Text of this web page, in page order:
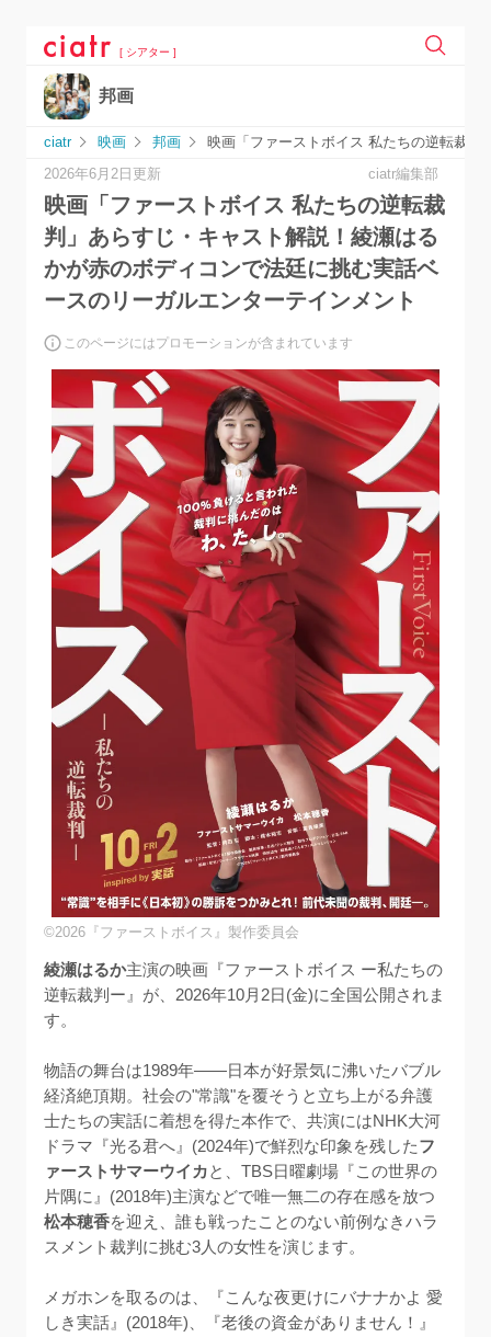
[ シアター ]
邦画
ciatr 映画 邦画 映画「ファーストボイス 私たちの逆転裁判
2026年6月2日更新 ciatr編集部
映画「ファーストボイス 私たちの逆転裁
判」あらすじ・キャスト解説！綾瀬はる
かが赤のボディコンで法廷に挑む実話ベ
ースのリーガルエンターテインメント
このページにはプロモーションが含まれています
©2026『ファーストボイス』製作委員会
綾瀬はるか主演の映画『ファーストボイス ー私たちの
逆転裁判ー』が、2026年10月2日(金)に全国公開されま
す。
物語の舞台は1989年——日本が好景気に沸いたバブル
経済絶頂期。社会の"常識"を覆そうと立ち上がる弁護
士たちの実話に着想を得た本作で、共演にはNHK大河
ドラマ『光る君へ』(2024年)で鮮烈な印象を残したフ
ァーストサマーウイカと、TBS日曜劇場『この世界の
片隅に』(2018年)主演などで唯一無二の存在感を放つ
松本穂香を迎え、誰も戦ったことのない前例なきハラ
スメント裁判に挑む3人の女性を演じます。
メガホンを取るのは、『こんな夜更けにバナナかよ 愛
しき実話』(2018年)、『老後の資金がありません！』